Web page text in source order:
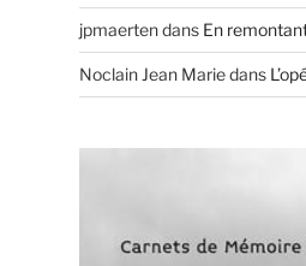
jpmaertendans En
Noclain Jean Mariedans